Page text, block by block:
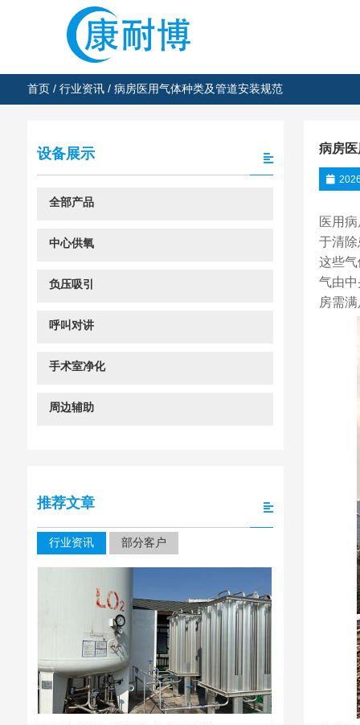
首页/ 行业资讯/ 病房医用气体种类及管道安装规范
病房
医用
于清
这些
气由
房需
设备展示
全部产品
中心供氧
负压吸引
呼叫对讲
手术室净化
周边辅助
推荐文章
行业资讯 部分客户
四川大学华